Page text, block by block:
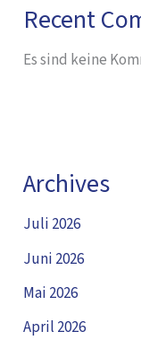
Recent
Es sind keine
Archives
Juli 2026
Juni 2026
Mai 2026
April 2026